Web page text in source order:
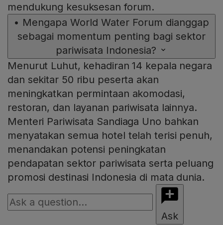
mendukung kesuksesan forum.
• Mengapa World Water Forum dianggap
sebagai momentum penting bagi sektor
pariwisata Indonesia?
Menurut Luhut, kehadiran 14 kepala negara
dan sekitar 50 ribu peserta akan
meningkatkan permintaan akomodasi,
restoran, dan layanan pariwisata lainnya.
Menteri Pariwisata Sandiaga Uno bahkan
menyatakan semua hotel telah terisi penuh,
menandakan potensi peningkatan
pendapatan sektor pariwisata serta peluang
promosi destinasi Indonesia di mata dunia.
Ask